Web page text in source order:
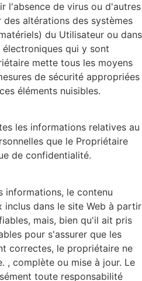
l'absence de virus ou d'autres
altérations des systèmes
du Utilisateur ou dans
qui y sont
mette tous les moyens
de sécurité appropriées
éléments nuisibles.
les informations relatives au
que le Propriétaire
de confidentialité.
informations, le contenu
inclus dans le site Web à partir
mais, bien qu'il ait pris
pour s'assurer que les
correctes, le propriétaire ne
, complète ou mise à jour. Le
toute responsabilité